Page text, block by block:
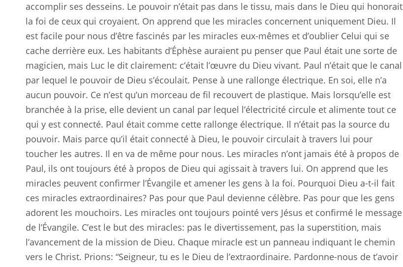
accomplir ses desseins. Le pouvoir n’était pas dans le tissu, mais dans le Dieu qui honorait
la foi de ceux qui croyaient. On apprend que les miracles concernent uniquement Dieu. Il
est facile pour nous d’être fascinés par les miracles eux-mêmes et d’oublier Celui qui se
cache derrière eux. Les habitants d’Éphèse auraient pu penser que Paul était une sorte de
magicien, mais Luc le dit clairement: c’était l’œuvre du Dieu vivant. Paul n’était que le canal
par lequel le pouvoir de Dieu s’écoulait. Pense à une rallonge électrique. En soi, elle n’a
aucun pouvoir. Ce n’est qu’un morceau de fil recouvert de plastique. Mais lorsqu’elle est
branchée à la prise, elle devient un canal par lequel l’électricité circule et alimente tout ce
qui y est connecté. Paul était comme cette rallonge électrique. Il n’était pas la source du
pouvoir. Mais parce qu’il était connecté à Dieu, le pouvoir circulait à travers lui pour
toucher les autres. Il en va de même pour nous. Les miracles n’ont jamais été à propos de
Paul, ils ont toujours été à propos de Dieu qui agissait à travers lui. On apprend que les
miracles peuvent confirmer l’Évangile et amener les gens à la foi. Pourquoi Dieu a-t-il fait
ces miracles extraordinaires? Pas pour que Paul devienne célèbre. Pas pour que les gens
adorent les mouchoirs. Les miracles ont toujours pointé vers Jésus et confirmé le message
de l’Évangile. C’est le but des miracles: pas le divertissement, pas la superstition, mais
l’avancement de la mission de Dieu. Chaque miracle est un panneau indiquant le chemin
vers le Christ. Prions: “Seigneur, tu es le Dieu de l’extraordinaire. Pardonne-nous de t’avoir